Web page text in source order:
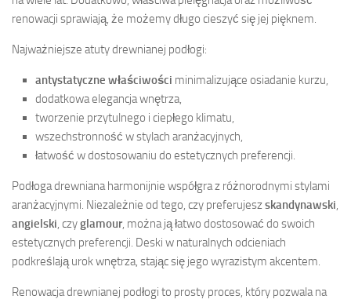
renowacji sprawiają, że możemy długo cieszyć się jej pięknem.
Najważniejsze atuty drewnianej podłogi:
antystatyczne właściwości minimalizujące osiadanie kurzu,
dodatkowa elegancja wnętrza,
tworzenie przytulnego i ciepłego klimatu,
wszechstronność w stylach aranżacyjnych,
łatwość w dostosowaniu do estetycznych preferencji.
Podłoga drewniana harmonijnie współgra z różnorodnymi stylami
aranżacyjnymi. Niezależnie od tego, czy preferujeszskandynawski,
angielski, czyglamour, można ją łatwo dostosować do swoich
estetycznych preferencji. Deski w naturalnych odcieniach
podkreślają urok wnętrza, stając się jego wyrazistym akcentem.
Renowacja drewnianej podłogi to prosty proces, który pozwala na